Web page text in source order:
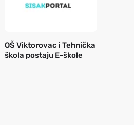
OŠ Viktorovac i Tehnička
škola postaju E-škole